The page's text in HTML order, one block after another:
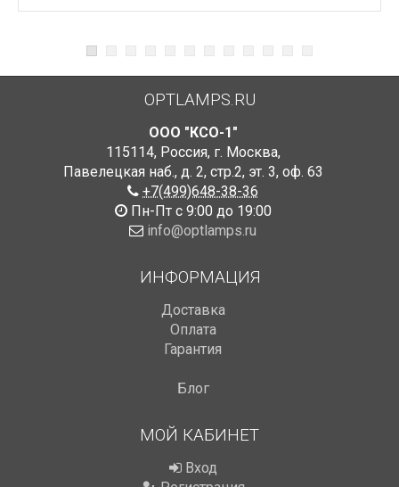
OPTLAMPS.RU
ООО "КСО-1"
115114, Россия, г. Москва,
Павелецкая наб., д. 2, стр.2, эт. 3, оф. 63
+7(499)648-38-36
Пн-Пт с 9:00 до 19:00
info@optlamps.ru
ИНФОРМАЦИЯ
Доставка
Оплата
Гарантия
Блог
МОЙ КАБИНЕТ
Вход